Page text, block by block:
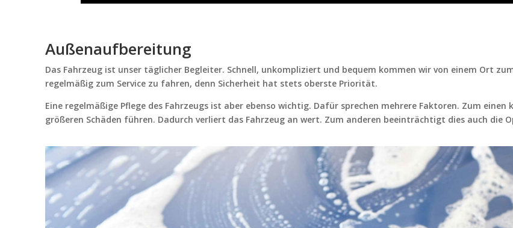
Außenaufbereitung
Das Fahrzeug ist unser täglicher Begleiter. Schnell, unkompliziert und bequem kommen wir von einem Ort
regelmäßig zum Service zu fahren, denn Sicherheit hat stets oberste Priorität.
Eine regelmäßige Pflege des Fahrzeugs ist aber ebenso wichtig. Dafür sprechen mehrere Faktoren. Zum
größeren Schäden führen. Dadurch verliert das Fahrzeug an wert. Zum anderen beeinträchtigt dies auch die